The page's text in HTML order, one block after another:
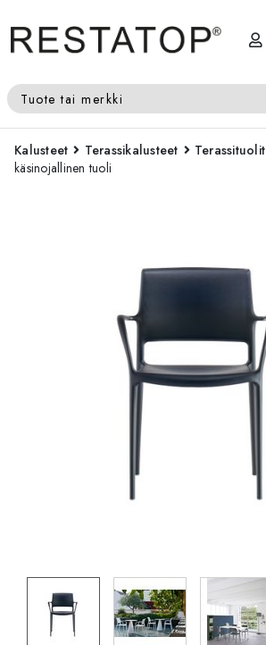
Tuote tai merkki
Kalusteet Terassikalusteet Terassituolit
käsinojallinen tuoli